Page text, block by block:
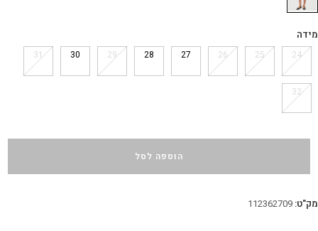
מידה
24
25
26
27
28
29
30
31
32
הוספה לסל
מק"ט: 112362709